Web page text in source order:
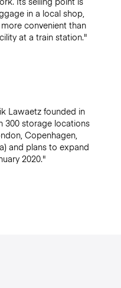
in a local shop,
convenient than
at a train station."
Lawaetz founded in
300 storage locations
Copenhagen,
and plans to expand
2020."